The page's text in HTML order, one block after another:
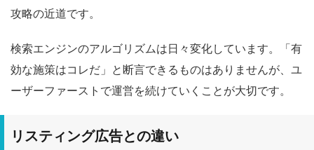
攻略の近道です。
検索エンジンのアルゴリズムは日々変化しています。「有
効な施策はコレだ」と断言できるものはありませんが、ユ
ーザーファーストで運営を続けていくことが大切です。
リスティング広告との違い